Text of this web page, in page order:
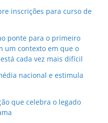
inscrições para curso de
ponte para o primeiro
um contexto em que o
cada vez mais difícil
nacional e estimula
que celebra o legado